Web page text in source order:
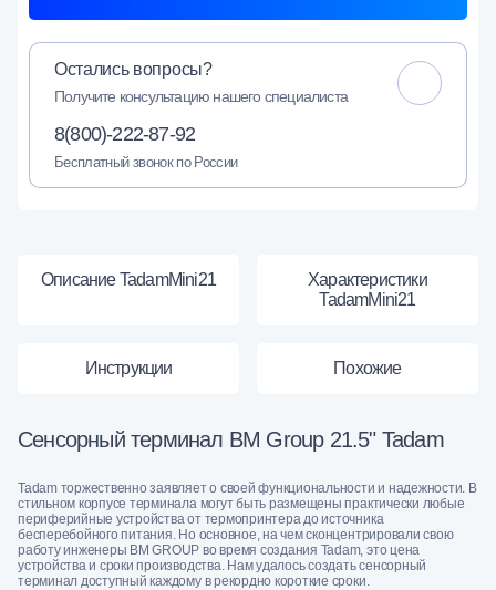
Остались вопросы?
Получите консультацию нашего специалиста
8(800)-222-87-92
Бесплатный звонок по России
Описание TadamMini21
Характеристики
TadamMini21
Инструкции Похожие
Сенсорный терминал BM Group 21.5" Tadam
Tadam торжественно заявляет о своей функциональности и надежности. В
стильном корпусе терминала могут быть размещены практически любые
периферийные устройства от термопринтера до источника
бесперебойного питания. Но основное, на чем сконцентрировали свою
работу инженеры BM GROUP во время создания Tadam, это цена
устройства и сроки производства. Нам удалось создать сенсорный
терминал доступный каждому в рекордно короткие сроки.